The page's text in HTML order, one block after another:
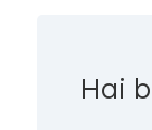
Hai